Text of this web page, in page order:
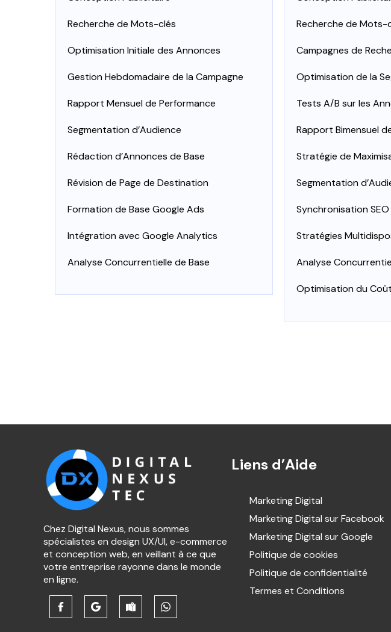
Recherche de Mots-clés
Optimisation Initiale des Annonces
Gestion Hebdomadaire de la Campagne
Rapport Mensuel de Performance
Segmentation d’Audience
Rédaction d’Annonces de Base
Révision de Page de Destination
Formation de Base Google Ads
Intégration avec Google Analytics
Analyse Concurrentielle de Base
Recherche de Mots-
Campagnes de
Optimisation de la
Tests A/B sur les
Rapport Bimensuel
Stratégie de
Segmentation
Synchronisation SEO
Stratégies
Analyse
Optimisation du
Chez Digital Nexus, nous sommes
spécialistes en design UX/UI, e-commerce
et conception web, en veillant à ce que
votre entreprise rayonne dans le monde
en ligne.
Liens d’Aide
Marketing Digital
Marketing Digital sur Facebook
Marketing Digital sur Google
Politique de cookies
Politique de confidentialité
Termes et Conditions